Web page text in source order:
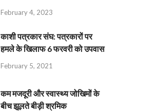
February 4, 2023
काशी पत्रकार संघ: पत्रकारों पर
हमले के खिलाफ 6 फरवरी को उपवास
February 5, 2021
कम मजदूरी और स्वास्थ्य जोखिमों के
बीच झूलते बीड़ी श्रमिक